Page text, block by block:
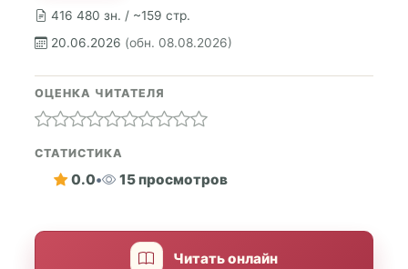
416 480 зн. / ~159 стр.
20.06.2026 (обн. 08.08.2026)
ОЦЕНКА ЧИТАТЕЛЯ
СТАТИСТИКА
0.0• 15 просмотров
Читать онлайн